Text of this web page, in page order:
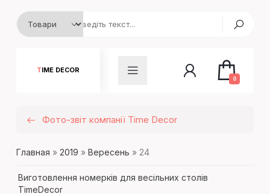
TIME DECOR
0
Фото-звіт компанії Time Decor
Главная » 2019 » Вересень » 24
Виготовлення номерків для весільних столів
TimeDecor